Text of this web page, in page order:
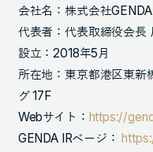
会社名：株式会社GENDA
代表者：代表取締役会長
設立：2018年5月
所在地：東京都港区東新
グ 17F
Webサイト： https://
GENDA IRページ：